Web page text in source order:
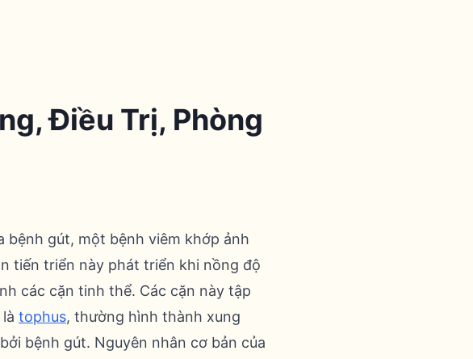
Điều Trị, Phòng
bệnh gút, một bệnh viêm khớp ảnh
tiến triển này phát triển khi nồng độ
các cặn tinh thể. Các cặn này tập
tophus, thường hình thành xung
bệnh gút. Nguyên nhân cơ bản của